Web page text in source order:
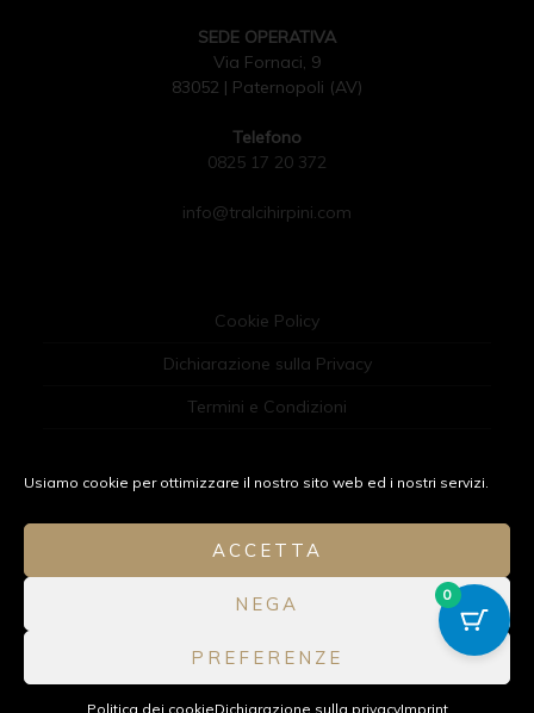
Usiamo cookie per ottimizzare il nostro sito web ed i nostri servizi.
ACCETTA
NEGA
PREFERENZE
Politica dei cookieDichiarazione sulla privacyImprint
SEDE OPERATIVA
Via Fornaci, 9
83052 | Paternopoli (AV)
Telefono
0825 17 20 372
info@tralcihirpini.com
Cookie Policy
Dichiarazione sulla Privacy
Termini e Condizioni
Disclaimer
© 2020 Tralci Hirpini | P.IVA IT03063400646 | È un'azienda del
gruppo M.A.C
0